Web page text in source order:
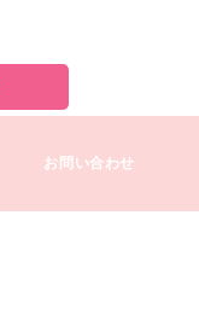
お問い合わせ